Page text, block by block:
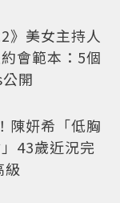
》美女主持人
會範本：5個
開
陳妍希「低胸
43歲近況完
級